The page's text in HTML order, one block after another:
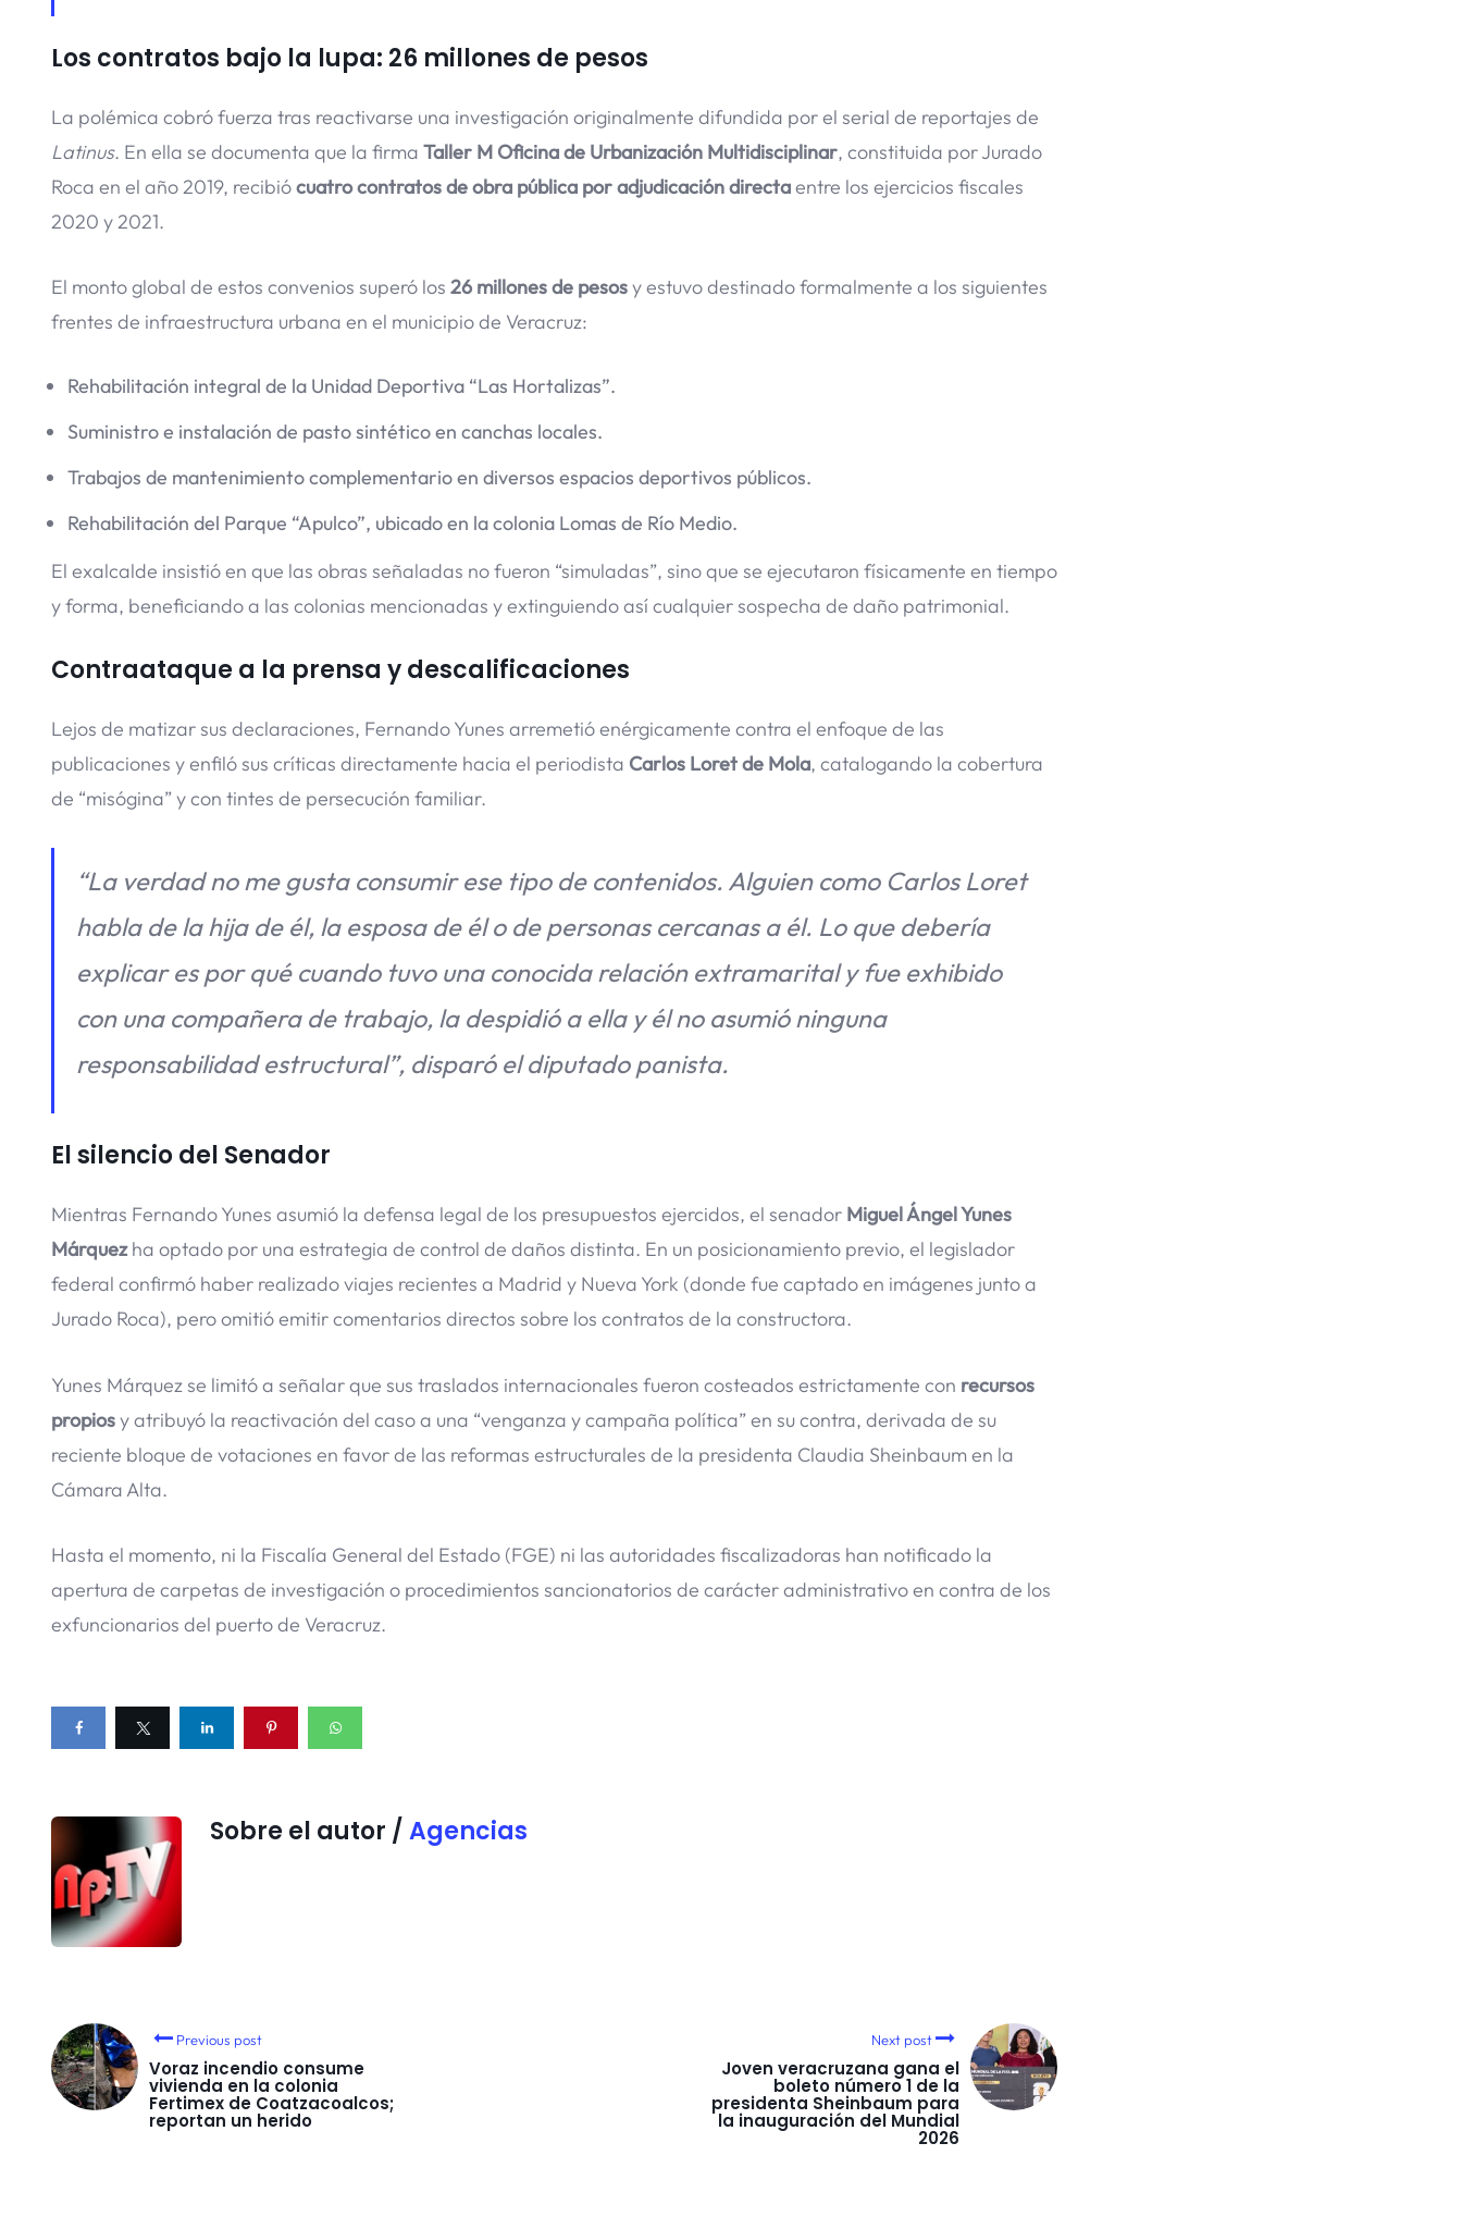
Los contratos bajo la lupa: 26 millones de pesos
La polémica cobró fuerza tras reactivarse una investigación originalmente difundida por el serial de reportajes de
Latinus. En ella se documenta que la firma Taller M Oficina de Urbanización Multidisciplinar, constituida por Jurado
Roca en el año 2019, recibiócuatro contratos de obra pública por adjudicación directaentre los ejercicios fiscales
2020 y 2021.
El monto global de estos convenios superó los 26 millones de pesosy estuvo destinado formalmente a los siguientes
frentes de infraestructura urbana en el municipio de Veracruz:
Rehabilitación integral de la Unidad Deportiva “Las Hortalizas”.
Suministro e instalación de pasto sintético en canchas locales.
Trabajos de mantenimiento complementario en diversos espacios deportivos públicos.
Rehabilitación del Parque “Apulco”, ubicado en la colonia Lomas de Río Medio.
El exalcalde insistió en que las obras señaladas no fueron “simuladas”, sino que se ejecutaron físicamente en tiempo
y forma, beneficiando a las colonias mencionadas y extinguiendo así cualquier sospecha de daño patrimonial.
Contraataque a la prensa y descalificaciones
Lejos de matizar sus declaraciones, Fernando Yunes arremetió enérgicamente contra el enfoque de las
publicaciones y enfiló sus críticas directamente hacia el periodista Carlos Loret de Mola, catalogando la cobertura
de “misógina” y con tintes de persecución familiar.
“La verdad no me gusta consumir ese tipo de contenidos. Alguien como Carlos Loret
habla de la hija de él, la esposa de él o de personas cercanas a él. Lo que debería
explicar es por qué cuando tuvo una conocida relación extramarital y fue exhibido
con una compañera de trabajo, la despidió a ella y él no asumió ninguna
responsabilidad estructural”, disparó el diputado panista.
El silencio del Senador
Mientras Fernando Yunes asumió la defensa legal de los presupuestos ejercidos, el senador Miguel Ángel Yunes
Márquezha optado por una estrategia de control de daños distinta. En un posicionamiento previo, el legislador
federal confirmó haber realizado viajes recientes a Madrid y Nueva York (donde fue captado en imágenes junto a
Jurado Roca), pero omitió emitir comentarios directos sobre los contratos de la constructora.
Yunes Márquez se limitó a señalar que sus traslados internacionales fueron costeados estrictamente con recursos
propiosy atribuyó la reactivación del caso a una “venganza y campaña política” en su contra, derivada de su
reciente bloque de votaciones en favor de las reformas estructurales de la presidenta Claudia Sheinbaum en la
Cámara Alta.
Hasta el momento, ni la Fiscalía General del Estado (FGE) ni las autoridades fiscalizadoras han notificado la
apertura de carpetas de investigación o procedimientos sancionatorios de carácter administrativo en contra de los
exfuncionarios del puerto de Veracruz.
Sobre el autor / Agencias
Previous post
Voraz incendio consume
vivienda en la colonia
Fertimex de Coatzacoalcos;
reportan un herido
Next post
Joven veracruzana gana el
boleto número 1 de la
presidenta Sheinbaum para
la inauguración del Mundial
2026